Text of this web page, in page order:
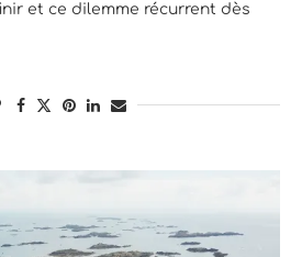
et ce dilemme récurrent dès